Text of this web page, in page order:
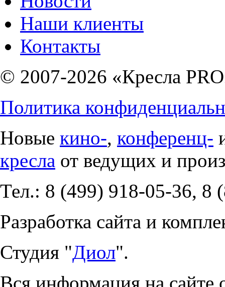
Наши клиенты
Контакты
© 2007-2026 «Кресла
Политика
Новые кино-, конференц-
кресла от ведущих и
Тел.: 8 (499) 918-05-36, 8
Разработка сайта и
Студия "Диол".